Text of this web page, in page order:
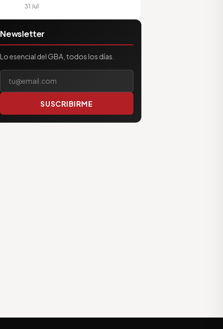
31 Jul
Newsletter
Lo esencial del GBA, todos los días.
Tu correo electrónico
SUSCRIBIRME